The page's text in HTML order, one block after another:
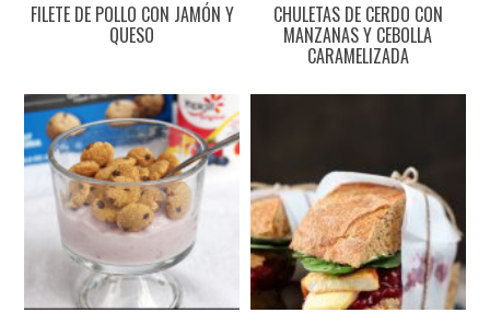
FILETE DE POLLO CON JAMÓN Y
QUESO
CHULETAS DE CERDO CON
MANZANAS Y CEBOLLA
CARAMELIZADA